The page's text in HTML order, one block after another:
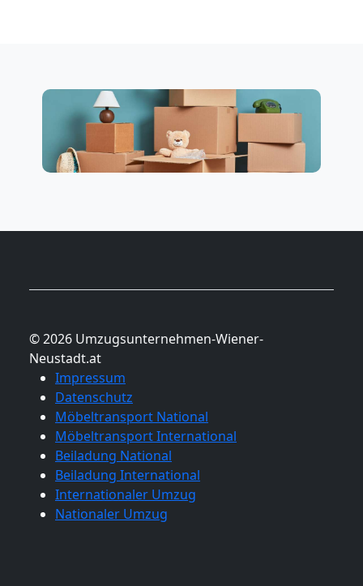
© 2026 Umzugsunternehmen-Wiener-
Neustadt.at
Impressum
Datenschutz
Möbeltransport National
Möbeltransport International
Beiladung National
Beiladung International
Internationaler Umzug
Nationaler Umzug